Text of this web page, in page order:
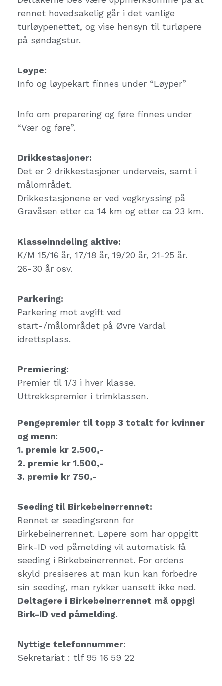
rennet hovedsakelig går i det vanlige
turløypenettet, og vise hensyn til turløpere
på søndagstur.
Løype:
Info og løypekart finnes under “Løyper”
Info om preparering og føre finnes under
“Vær og føre”.
Drikkestasjoner:
Det er 2 drikkestasjoner underveis, samt i
målområdet.
Drikkestasjonene er ved vegkryssing på
Gravåsen etter ca 14 km og etter ca 23 km.
Klasseinndeling aktive:
K/M 15/16 år, 17/18 år, 19/20 år, 21-25 år.
26-30 år osv.
Parkering:
Parkering mot avgift ved
start-/målområdet på Øvre Vardal
idrettsplass.
Premiering:
Premier til 1/3 i hver klasse.
Uttrekkspremier i trimklassen.
Pengepremier til topp 3 totalt for kvinner
og menn:
1. premie kr 2.500,-
2. premie kr 1.500,-
3. premie kr 750,-
Seeding til Birkebeinerrennet:
Rennet er seedingsrenn for
Birkebeinerrennet. Løpere som har oppgitt
Birk-ID ved påmelding vil automatisk få
seeding i Birkebeinerrennet. For ordens
skyld presiseres at man kun kan forbedre
sin seeding, man rykker uansett ikke ned.
Deltagere i Birkebeinerrennet må oppgi
Birk-ID ved påmelding.
Nyttige telefonnummer:
Sekretariat : tlf 95 16 59 22